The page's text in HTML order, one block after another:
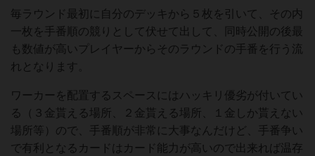
毎ラウンド最初に自分のデッキから５枚を引いて、その内
一枚を手番順の競りとして伏せて出して、同時公開の後最
も数値が高いプレイヤーからそのラウンドの手番を行う流
れとなります。
ワーカーを配置するスペースにはハッキリ優劣が付いてい
る（３金貰える場所、２金貰える場所、１金しか貰えない
場所等）ので、手番順が非常に大事なんだけど、手番争い
で有利となるカードはカード能力が高いので出来れば温存